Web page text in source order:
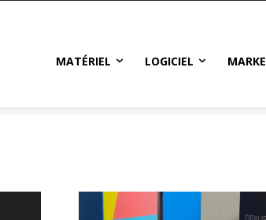
MATÉRIEL LOGICIEL